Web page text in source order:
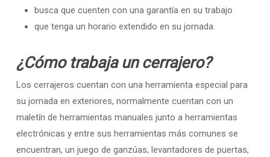
busca que cuenten con una garantía en su trabajo
que tenga un horario extendido en su jornada.
¿Cómo trabaja un cerrajero?
Los cerrajeros cuentan con una herramienta especial para
su jornada en exteriores, normalmente cuentan con un
maletín de herramientas manuales junto a herramientas
electrónicas y entre sus herramientas más comunes se
encuentran, un juego de ganzúas, levantadores de puertas,